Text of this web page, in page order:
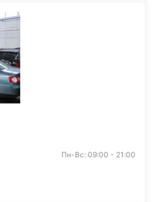
Пн-Вс: 09:00 - 21:00